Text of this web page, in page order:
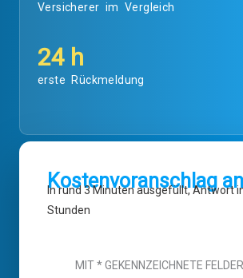
Versicherer im Vergleich
24 h
erste Rückmeldung
Kostenvoranschlag
In rund 3 Minuten ausgefüllt, Antwort
Stunden
MIT * GEKENNZEICHNETE